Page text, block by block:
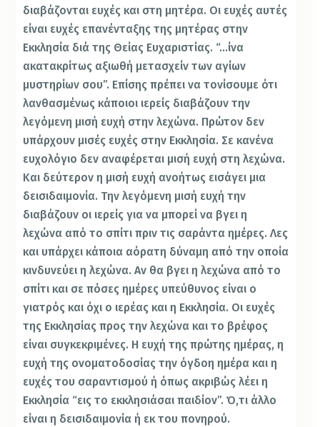
διαβάζονται ευχές και στη μητέρα. Οι ευχές αυτές
είναι ευχές επανένταξης της μητέρας στην
Εκκλησία διά της Θείας Ευχαριστίας. “…ίνα
ακατακρίτως αξιωθή μετασχείν των αγίων
μυστηρίων σου”. Επίσης πρέπει να τονίσουμε ότι
λανθασμένως κάποιοι ιερείς διαβάζουν την
λεγόμενη μισή ευχή στην λεχώνα. Πρώτον δεν
υπάρχουν μισές ευχές στην Εκκλησία. Σε κανένα
ευχολόγιο δεν αναφέρεται μισή ευχή στη λεχώνα.
Και δεύτερον η μισή ευχή ανοήτως εισάγει μια
δεισιδαιμονία. Την λεγόμενη μισή ευχή την
διαβάζουν οι ιερείς για να μπορεί να βγει η
λεχώνα από το σπίτι πριν τις σαράντα ημέρες. Λες
και υπάρχει κάποια αόρατη δύναμη από την οποία
κινδυνεύει η λεχώνα. Αν θα βγει η λεχώνα από το
σπίτι και σε πόσες ημέρες υπεύθυνος είναι ο
γιατρός και όχι ο ιερέας και η Εκκλησία. Οι ευχές
της Εκκλησίας προς την λεχώνα και το βρέφος
είναι συγκεκριμένες. Η ευχή της πρώτης ημέρας, η
ευχή της ονοματοδοσίας την όγδοη ημέρα και η
ευχές του σαραντισμού ή όπως ακριβώς λέει η
Εκκλησία “εις το εκκλησιάσαι παιδίον”. Ό,τι άλλο
είναι η δεισιδαιμονία ή εκ του πονηρού.